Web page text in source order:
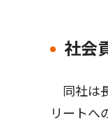
社会
同社は
リートへ